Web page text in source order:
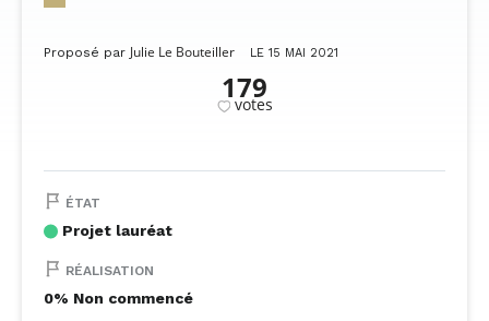
Proposé par Julie Le Bouteiller LE 15 MAI 2021
179
votes
ÉTAT
Projet lauréat
RÉALISATION
0% Non commencé